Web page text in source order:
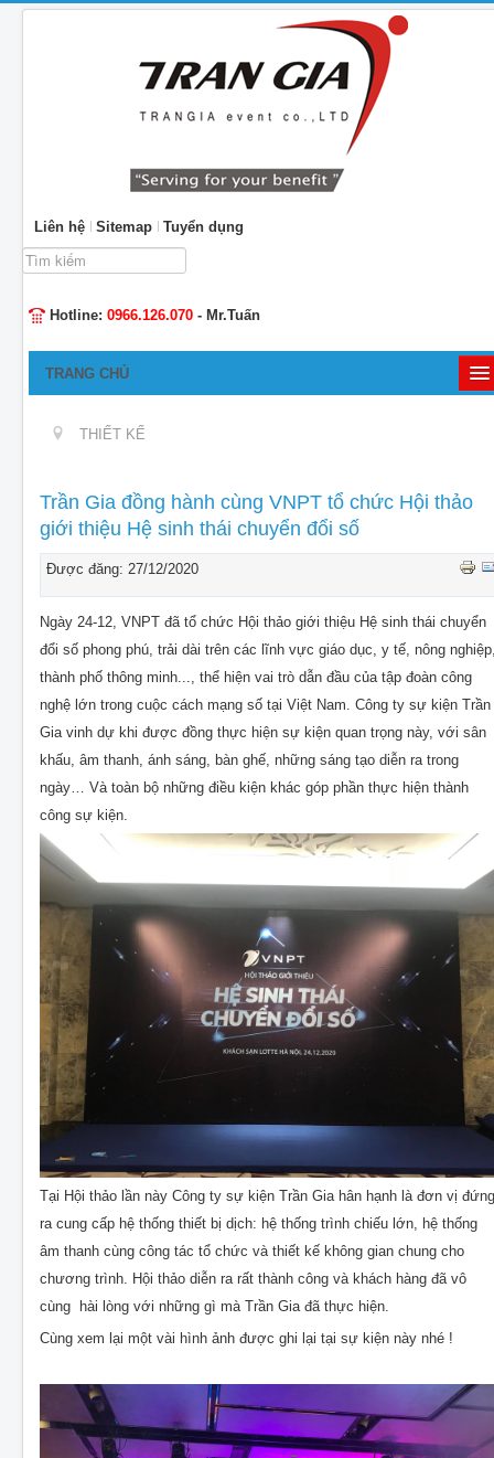
Liên hệ Sitemap
Tuyển dụng
Tìm
kiếm...
Hotline: 0966.126.070 - Mr.Tuấn
TRANG CHỦ
CHO THUÊ THIẾT BỊ SỰ KIỆN
THIẾT KẾ
THI CÔNG - LẮP ĐẶT THIẾT BỊ
THIẾT KẾ
Trần Gia đồng hành cùng VNPT tổ chức Hội thảo
giới thiệu Hệ sinh thái chuyển đổi số
Được đăng: 27/12/2020
Ngày 24-12, VNPT đã tổ chức Hội thảo giới thiệu Hệ sinh thái chuyển
đổi số phong phú, trải dài trên các lĩnh vực giáo dục, y tế, nông
thành phố thông minh..., thể hiện vai trò dẫn đầu của tập đoàn công
nghệ lớn trong cuộc cách mạng số tại Việt Nam. Công ty sự kiện Trần
Gia vinh dự khi được đồng thực hiện sự kiện quan trọng này, với sân
khấu, âm thanh, ánh sáng, bàn ghế, những sáng tạo diễn ra trong
ngày… Và toàn bộ những điều kiện khác góp phần thực hiện thành
công sự kiện.
Tại Hội thảo lần này Công ty sự kiện Trần Gia hân hạnh là đơn vị đứng
ra cung cấp hệ thống thiết bị dịch: hệ thống trình chiếu lớn, hệ thống
âm thanh cùng công tác tổ chức và thiết kế không gian chung cho
chương trình. Hội thảo diễn ra rất thành công và khách hàng đã vô
cùng hài lòng với những gì mà Trần Gia đã thực hiện.
Cùng xem lại một vài hình ảnh được ghi lại tại sự kiện này nhé !